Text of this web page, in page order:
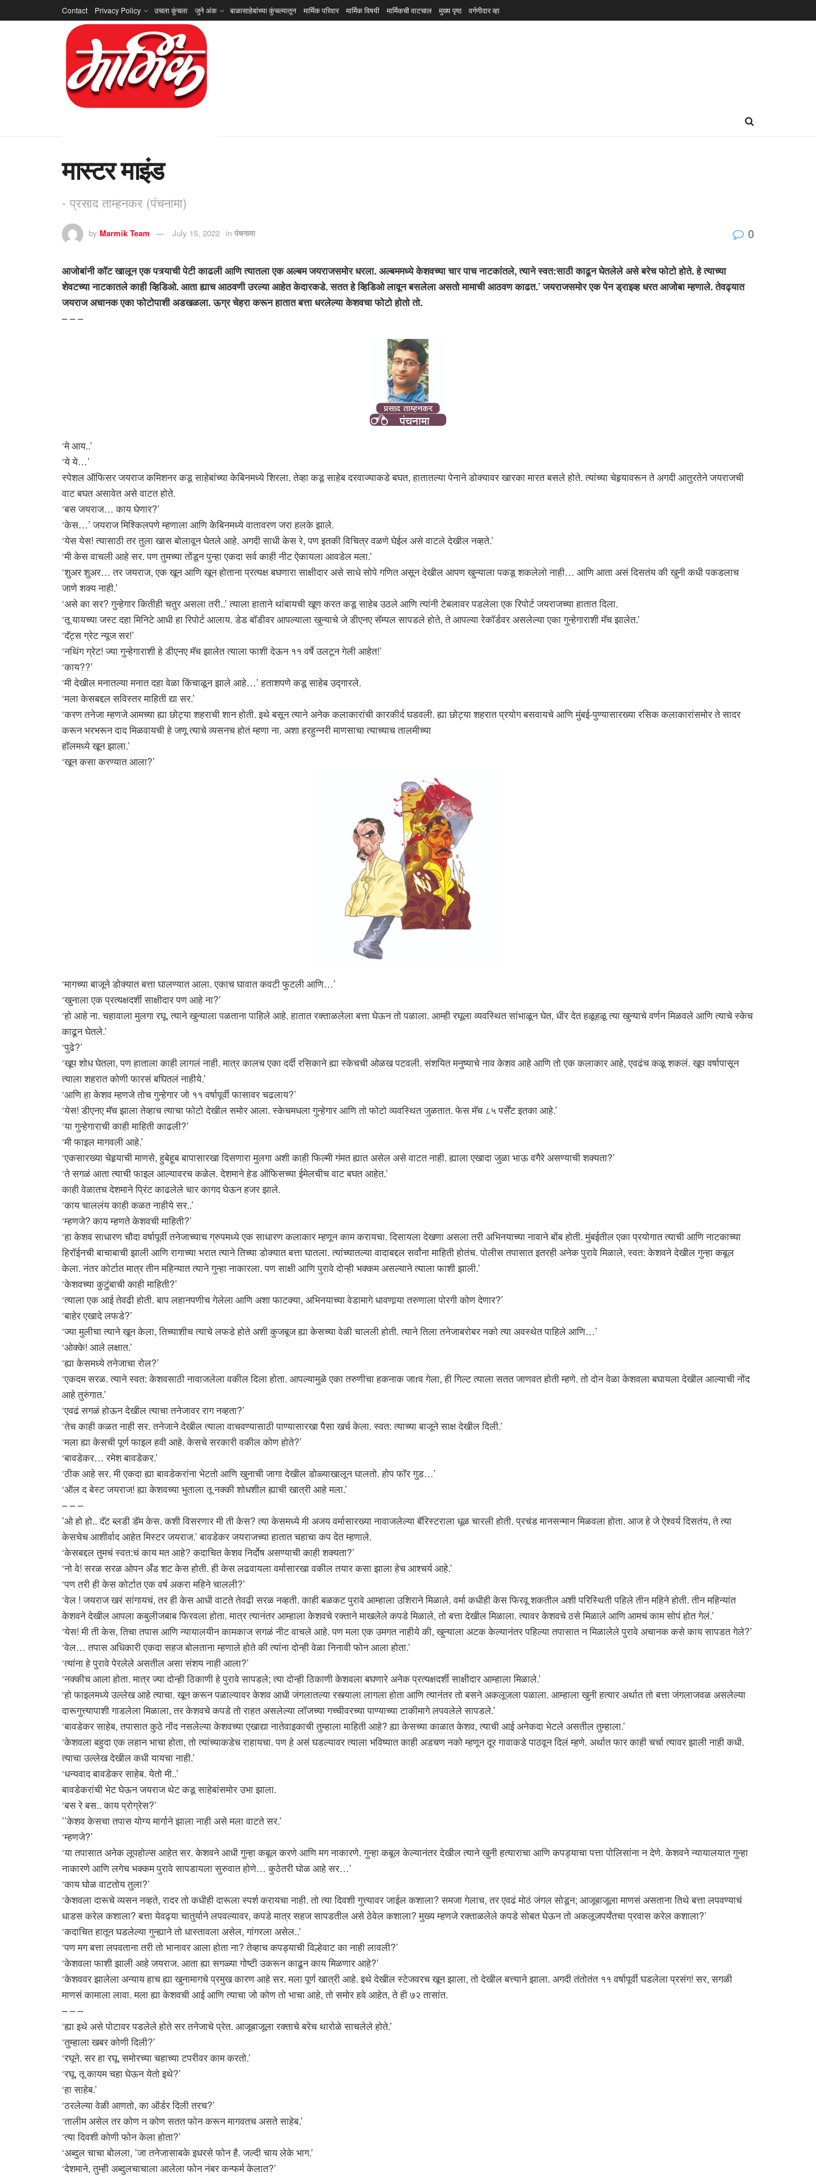
Contact Privacy Policy उचला कुंचला जुने अंक बाळासाहेबांच्या कुंचल्यातून मार्मिक परिवार मार्मिक विषयी मार्मिकची वाटचाल मुख्य पृष्ठ वर्गणीदार व्हा
मास्टर माइंड
- प्रसाद ताम्हनकर (पंचनामा)
by Marmik Team July 15, 2022 in पंचनामा 0
आजोबांनी कॉट खालून एक पत्र्याची पेटी काढली आणि त्यातला एक अल्बम जयराजसमोर धरला. अल्बममध्ये केशवच्या चार पाच नाटकांतले, त्याने स्वत:साठी काढून घेतलेले असे बरेच फोटो होते. हे त्याच्या
शेवटच्या नाटकातले काही व्हिडिओ. आता ह्याच आठवणी उरल्या आहेत केदारकडे. सतत हे व्हिडिओ लावून बसलेला असतो मामाची आठवण काढत.’ जयराजसमोर एक पेन ड्राइव्ह धरत आजोबा म्हणाले. तेवढ्यात
जयराज अचानक एका फोटोपाशी अडखळला. ऊग्र चेहरा करून हातात बत्ता धरलेल्या केशवचा फोटो होतो तो.
– – –
‘मे आय..’
‘ये ये…’
स्पेशल ऑफिसर जयराज कमिशनर कडू साहेबांच्या केबिनमध्ये शिरला. तेव्हा कडू साहेब दरवाज्याकडे बघत, हातातल्या पेनाने डोक्यावर खारका मारत बसले होते. त्यांच्या चेहर्‍यावरून ते अगदी आतुरतेने जयराजची
वाट बघत असावेत असे वाटत होते.
‘बस जयराज… काय घेणार?’
‘केस…’ जयराज मिश्किलपणे म्हणाला आणि केबिनमध्ये वातावरण जरा हलके झाले.
‘येस येस! त्यासाठी तर तुला खास बोलावून घेतले आहे. अगदी साधी केस रे, पण इतकी विचित्र वळणे घेईल असे वाटले देखील नव्हते.’
‘मी केस वाचली आहे सर. पण तुमच्या तोंडून पुन्हा एकदा सर्व काही नीट ऐकायला आवडेल मला.’
‘शुअर शुअर… तर जयराज, एक खून आणि खून होताना प्रत्यक्ष बघणारा साक्षीदार असे साधे सोपे गणित असून देखील आपण खुन्याला पकडू शकलेलो नाही… आणि आता असं दिसतंय की खुनी कधी पकडलाच
जाणे शक्य नाही.’
‘असे का सर? गुन्हेगार कितीही चतुर असला तरी..’ त्याला हाताने थांबायची खूण करत कडू साहेब उठले आणि त्यांनी टेबलावर पडलेला एक रिपोर्ट जयराजच्या हातात दिला.
‘तू यायच्या जस्ट दहा मिनिटे आधी हा रिपोर्ट आलाय. डेड बॉडीवर आपल्याला खुन्याचे जे डीएनए सॅम्पल सापडले होते, ते आपल्या रेकॉर्डवर असलेल्या एका गुन्हेगाराशी मॅच झालेत.’
‘दॅट्स ग्रेट न्यूज सर!’
‘नथिंग ग्रेट! ज्या गुन्हेगाराशी हे डीएनए मॅच झालेत त्याला फाशी देऊन ११ वर्षे उलटून गेली आहेत!’
‘काय??’
‘मी देखील मनातल्या मनात दहा वेळा किंचाळून झाले आहे…’ हताशपणे कडू साहेब उद्गारले.
‘मला केसबद्दल सविस्तर माहिती द्या सर.’
‘करण तनेजा म्हणजे आमच्या ह्या छोट्या शहराची शान होती. इथे बसून त्याने अनेक कलाकारांची कारकीर्द घडवली. ह्या छोट्या शहरात प्रयोग बसवायचे आणि मुंबई-पुण्यासारख्या रसिक कलाकारांसमोर ते सादर
करून भरभरून दाद मिळवायची हे जणू त्याचे व्यसनच होतं म्हणा ना. अशा हरहुन्नरी माणसाचा त्याच्याच तालमीच्या
हॉलमध्ये खून झाला.’
‘खून कसा करण्यात आला?’
‘मागच्या बाजूने डोक्यात बत्ता घालण्यात आला. एकाच घावात कवटी फुटली आणि…’
‘खुनाला एक प्रत्यक्षदर्शी साक्षीदार पण आहे ना?’
‘हो आहे ना. चहावाला मुलगा रघू. त्याने खुन्याला पळताना पाहिले आहे. हातात रक्ताळलेला बत्ता घेऊन तो पळाला. आम्ही रघूला व्यवस्थित सांभाळून घेत, धीर देत हळूहळू त्या खुन्याचे वर्णन मिळवले आणि त्याचे स्केच
काढून घेतले.’
‘पुढे?’
‘खूप शोध घेतला, पण हाताला काही लागलं नाही. मात्र कालच एका दर्दी रसिकाने ह्या स्केचची ओळख पटवली. संशयित मनुष्याचे नाव केशव आहे आणि तो एक कलाकार आहे, एवढंच कळू शकलं. खूप वर्षापासून
त्याला शहरात कोणी फारसं बघितलं नाहीये.’
‘आणि हा केशव म्हणजे तोच गुन्हेगार जो ११ वर्षापूर्वी फासावर चढलाय?’
‘येस! डीएनए मॅच झाला तेव्हाच त्याचा फोटो देखील समोर आला. स्केचमधला गुन्हेगार आणि तो फोटो व्यवस्थित जुळतात. फेस मॅच ८५ पर्सेंट इतका आहे.’
‘या गुन्हेगाराची काही माहिती काढली?’
‘मी फाइल मागवली आहे.’
‘एकसारख्या चेहर्‍याची माणसे, हुबेहूब बापासारखा दिसणारा मुलगा अशी काही फिल्मी गंमत ह्यात असेल असे वाटत नाही. ह्याला एखादा जुळा भाऊ वगैरे असण्याची शक्यता?’
‘ते सगळं आता त्याची फाइल आल्यावरच कळेल. देशमाने हेड ऑफिसच्या ईमेलचीच वाट बघत आहेत.’
काही वेळातच देशमाने प्रिंट काढलेले चार कागद घेऊन हजर झाले.
‘काय चाललंय काही कळत नाहीये सर..’
‘म्हणजे? काय म्हणते केशवची माहिती?’
‘हा केशव साधारण चौदा वर्षापूर्वी तनेजाच्याच ग्रुपमध्ये एक साधारण कलाकार म्हणून काम करायचा. दिसायला देखणा असला तरी अभिनयाच्या नावाने बोंब होती. मुंबईतील एका प्रयोगात त्याची आणि नाटकाच्या
हिरॉईनची बाचाबाची झाली आणि रागाच्या भरात त्याने तिच्या डोक्यात बत्ता घातला. त्यांच्यातल्या वादाबद्दल सर्वांना माहिती होतंच. पोलीस तपासात इतरही अनेक पुरावे मिळाले, स्वत: केशवने देखील गुन्हा कबूल
केला. नंतर कोर्टात मात्र तीन महिन्यात त्याने गुन्हा नाकारला. पण साक्षी आणि पुरावे दोन्ही भक्कम असल्याने त्याला फाशी झाली.’
‘केशवच्या कुटुंबाची काही माहिती?’
‘त्याला एक आई तेवढी होती. बाप लहानपणीच गेलेला आणि अशा फाटक्या, अभिनयाच्या वेडामागे धावणार्‍या तरुणाला पोरगी कोण देणार?’
‘बाहेर एखादे लफडे?’
‘ज्या मुलीचा त्याने खून केला, तिच्याशीच त्याचे लफडे होते अशी कुजबूज ह्या केसच्या वेळी चालली होती. त्याने तिला तनेजाबरोबर नको त्या अवस्थेत पाहिले आणि…’
‘ओक्के! आले लक्षात.’
‘ह्या केसमध्ये तनेजाचा रोल?’
‘एकदम सरळ. त्याने स्वत: केशवसाठी नावाजलेला वकील दिला होता. आपल्यामुळे एका तरुणीचा हकनाक जाrव गेला, ही गिल्ट त्याला सतत जाणवत होती म्हणे. तो दोन वेळा केशवला बघायला देखील आल्याची नोंद
आहे तुरुंगात.’
‘एवढं सगळं होऊन देखील त्याचा तनेजावर राग नव्हता?’
‘तेच काही कळत नाही सर. तनेजाने देखील त्याला वाचवण्यासाठी पाण्यासारखा पैसा खर्च केला. स्वत: त्याच्या बाजूने साक्ष देखील दिली.’
‘मला ह्या केसची पूर्ण फाइल हवी आहे. केसचे सरकारी वकील कोण होते?’
‘बावडेकर… रमेश बावडेकर.’
‘ठीक आहे सर. मी एकदा ह्या बावडेकरांना भेटतो आणि खुनाची जागा देखील डोळ्याखालून घालतो. होप फॉर गुड…’
‘ऑल द बेस्ट जयराज! ह्या केशवच्या भुताला तू नक्की शोधशील ह्याची खात्री आहे मला.’
– – –
’ओ हो हो.. दॅट ब्लडी डॅम केस. कशी विसरणार मी ती केस? त्या केसमध्ये मी अजय वर्मासारख्या नावाजलेल्या बॅरिस्टराला धूळ चारली होती. प्रचंड मानसन्मान मिळवला होता. आज हे जे ऐश्वर्य दिसतंय, ते त्या
केसचेच आशीर्वाद आहेत मिस्टर जयराज.’ बावडेकर जयराजच्या हातात चहाचा कप देत म्हणाले.
‘केसबद्दल तुमचं स्वत:चं काय मत आहे? कदाचित केशव निर्दोष असण्याची काही शक्यता?’
‘नो वे! सरळ सरळ ओपन अँड शट केस होती. ही केस लढवायला वर्मासारखा वकील तयार कसा झाला हेच आश्चर्य आहे.’
‘पण तरी ही केस कोर्टात एक वर्ष अकरा महिने चालली?’
‘वेल ! जयराज खरं सांगायचं, तर ही केस आधी वाटते तेवढी सरळ नव्हती. काही बळकट पुरावे आम्हाला उशिराने मिळाले. वर्मा कधीही केस फिरवू शकतील अशी परिस्थिती पहिले तीन महिने होती. तीन महिन्यांत
केशवने देखील आपला कबुलीजबाब फिरवला होता. मात्र त्यानंतर आम्हाला केशवचे रक्ताने माखलेले कपडे मिळाले, तो बत्ता देखील मिळाला. त्यावर केशवचे ठसे मिळाले आणि आमचं काम सोपं होत गेलं.’
‘येस! मी ती केस, तिचा तपास आणि न्यायालयीन कामकाज सगळं नीट वाचले आहे. पण मला एक उमगत नाहीये की, खुन्याला अटक केल्यानंतर पहिल्या तपासात न मिळालेले पुरावे अचानक कसे काय सापडत गेले?’
‘वेल… तपास अधिकारी एकदा सहज बोलताना म्हणाले होते की त्यांना दोन्ही वेळा निनावी फोन आला होता.’
‘त्यांना हे पुरावे पेरलेले असतील असा संशय नाही आला?’
‘नक्कीच आला होता. मात्र ज्या दोन्ही ठिकाणी हे पुरावे सापडले; त्या दोन्ही ठिकाणी केशवला बघणारे अनेक प्रत्यक्षदर्शी साक्षीदार आम्हाला मिळाले.’
‘हो फाइलमध्ये उल्लेख आहे त्याचा. खून करून पळाल्यावर केशव आधी जंगलातल्या रस्त्याला लागला होता आणि त्यानंतर तो बसने अकलूजला पळाला. आम्हाला खुनी हत्यार अर्थात तो बत्ता जंगलाजवळ असलेल्या
दारूगुत्त्यापाशी गाडलेला मिळाला, तर केशवचे कपडे तो राहत असलेल्या लॉजच्या गच्चीवरच्या पाण्याच्या टाकीमागे लपवलेले सापडले.’
‘बावडेकर साहेब, तपासात कुठे नोंद नसलेल्या केशवच्या एखाद्या नातेवाइकाची तुम्हाला माहिती आहे? ह्या केसच्या काळात केशव, त्याची आई अनेकदा भेटले असतील तुम्हाला.’
‘केशवला बहुदा एक लहान भाचा होता, तो त्यांच्याकडेच राहायचा. पण हे असं घडल्यावर त्याला भविष्यात काही अडचण नको म्हणून दूर गावाकडे पाठवून दिलं म्हणे. अर्थात फार काही चर्चा त्यावर झाली नाही कधी.
त्याचा उल्लेख देखील कधी यायचा नाही.’
‘धन्यवाद बावडेकर साहेब. येतो मी..’
बावडेकरांची भेट घेऊन जयराज थेट कडू साहेबांसमोर उभा झाला.
‘बस रे बस.. काय प्रोग्रेस?’
’’केशव केसचा तपास योग्य मार्गाने झाला नाही असे मला वाटते सर.’
‘म्हणजे?’
‘या तपासात अनेक लूपहोल्स आहेत सर. केशवने आधी गुन्हा कबूल करणे आणि मग नाकारणे. गुन्हा कबूल केल्यानंतर देखील त्याने खुनी हत्याराचा आणि कपड्याचा पत्ता पोलिसांना न देणे. केशवने न्यायालयात गुन्हा
नाकारणे आणि लगेच भक्कम पुरावे सापडायला सुरुवात होणे… कुठेतरी घोळ आहे सर…’
‘काय घोळ वाटतोय तुला?’
‘केशवला दारूचे व्यसन नव्हते, रादर तो कधीही दारूला स्पर्श करायचा नाही. तो त्या दिवशी गुत्त्यावर जाईल कशाला? समजा गेलाच, तर एवढं मोठं जंगल सोडून; आजूबाजूला माणसं असताना तिथे बत्ता लपवण्याचं
धाडस करेल कशाला? बत्ता येवढ्या चातुर्याने लपवल्यावर, कपडे मात्र सहज सापडतील असे ठेवेल कशाला? मुख्य म्हणजे रक्ताळलेले कपडे सोबत घेऊन तो अकलूजपर्यंतचा प्रवास करेल कशाला?’
‘कदाचित हातून घडलेल्या गुन्ह्याने तो धास्तावला असेल, गांगरला असेल..’
‘पण मग बत्ता लपवताना तरी तो भानावर आला होता ना? तेव्हाच कपड्याची विल्हेवाट का नाही लावली?’
‘केशवला फाशी झाली आहे जयराज. आता ह्या सगळ्या गोष्टी उकरून काढून काय मिळणार आहे?’
‘केशववर झालेला अन्याय हाच ह्या खुनामागचे प्रमुख कारण आहे सर. मला पूर्ण खात्री आहे. इथे देखील स्टेजवरच खून झाला, तो देखील बत्त्याने झाला. अगदी तंतोतंत ११ वर्षापूर्वी घडलेला प्रसंग! सर, सगळी
माणसं कामाला लावा. मला ह्या केशवची आई आणि त्याचा जो कोण तो भाचा आहे, तो समोर हवे आहेत, ते ही ७२ तासांत.
– – –
‘ह्या इथे असे पोटावर पडलेले होते सर तनेजाचे प्रेत. आजूबाजूला रक्ताचे बरेच थारोळे साचलेले होते.’
‘तुम्हाला खबर कोणी दिली?’
‘रघूने. सर हा रघू, समोरच्या चहाच्या टपरीवर काम करतो.’
‘रघू, तू कायम चहा घेऊन येतो इथे?’
‘हा साहेब.’
‘ठरलेल्या वेळी आणतो, का ऑर्डर दिली तरच?’
‘तालीम असेल तर कोण न कोण सतत फोन करून मागवतच असते साहेब.’
‘त्या दिवशी कोणी फोन केला होता?’
‘अब्दुल चाचा बोलला, ’जा तनेजासाबके इधरसे फोन है. जल्दी चाय लेके भाग.’
‘देशमाने, तुम्ही अब्दुलचाचाला आलेला फोन नंबर कन्फर्म केलात?’